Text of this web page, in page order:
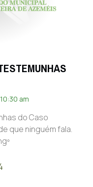
10:30 am
do Caso
que ninguém fala.